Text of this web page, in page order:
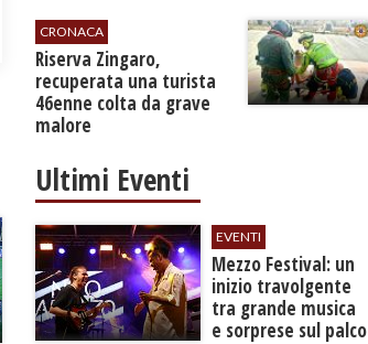
CRONACA
​Riserva Zingaro,
recuperata una turista
46enne colta da grave
malore
Ultimi Eventi
EVENTI
Mezzo Festival: un
inizio travolgente
tra grande musica
e sorprese sul palco